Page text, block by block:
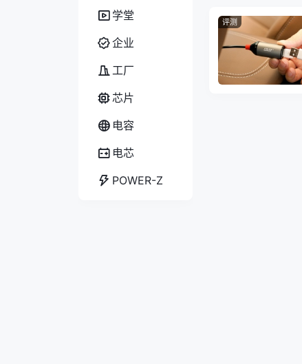
学堂
企业
工厂
芯片
电容
电芯
POWER-Z
评测